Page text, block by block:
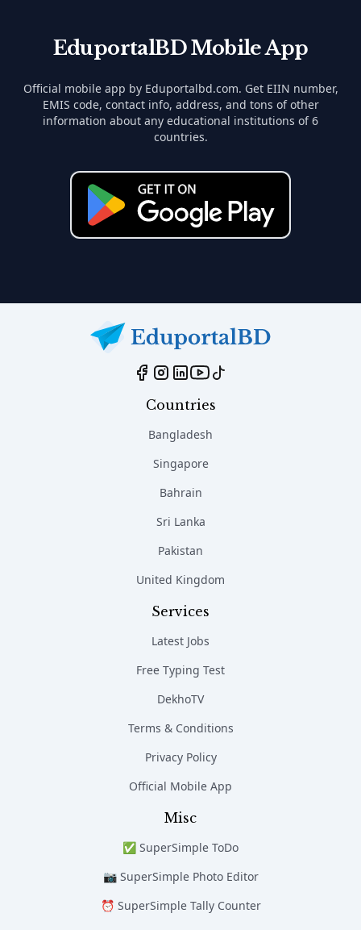
EduportalBD Mobile App
Official mobile app by Eduportalbd.com. Get EIIN number,
EMIS code, contact info, address, and tons of other
information about any educational institutions of 6
countries.
Countries
Bangladesh
Singapore
Bahrain
Sri Lanka
Pakistan
United Kingdom
Services
Latest Jobs
Free Typing Test
DekhoTV
Terms & Conditions
Privacy Policy
Official Mobile App
Misc
✅ SuperSimple ToDo
📷 SuperSimple Photo Editor
⏰ SuperSimple Tally Counter